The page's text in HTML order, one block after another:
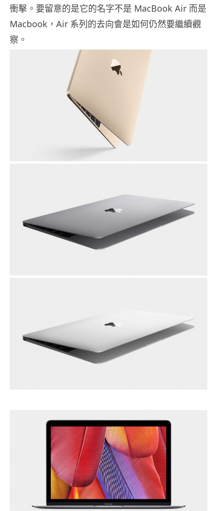
衝擊。要留意的是它的名字不是 MacBook Air 而是
Macbook，Air 系列的去向會是如何仍然要繼續觀
察。